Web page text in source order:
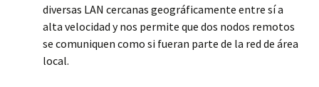
diversas LAN cercanas geográficamente entre sí a
alta velocidad y nos permite que dos nodos remotos
se comuniquen como si fueran parte de la red de área
local.